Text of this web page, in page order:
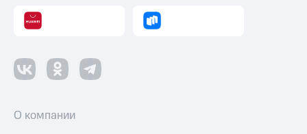
О компании